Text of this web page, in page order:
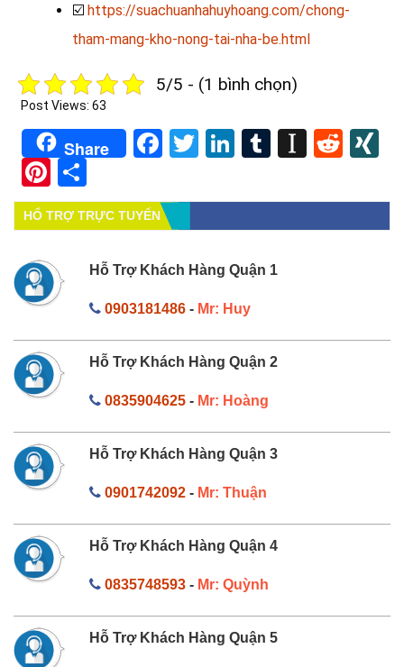
☑️ https://suachuanhahuyhoang.com/chong-
tham-mang-kho-nong-tai-nha-be.html
5/5 - (1 bình chọn)
Post Views: 63
Share Facebook
TwitterLinkedIn
Tumblr
Pinterest
HỔ TRỢ TRỰC TUYẾN
Hỗ Trợ Khách Hàng Quận 1
0903181486- Mr: Huy
Hỗ Trợ Khách Hàng Quận 2
0835904625- Mr: Hoàng
Hỗ Trợ Khách Hàng Quận 3
0901742092- Mr: Thuận
Hỗ Trợ Khách Hàng Quận 4
0835748593- Mr: Quỳnh
Hỗ Trợ Khách Hàng Quận 5